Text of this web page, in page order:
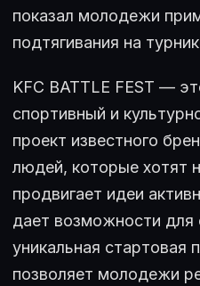
показал молодежи
подтягивания на
KFC BATTLE FEST —
спортивный и
проект известного
людей, которые хотят
продвигает идеи
дает возможности для
уникальная стартовая
позволяет молодежи